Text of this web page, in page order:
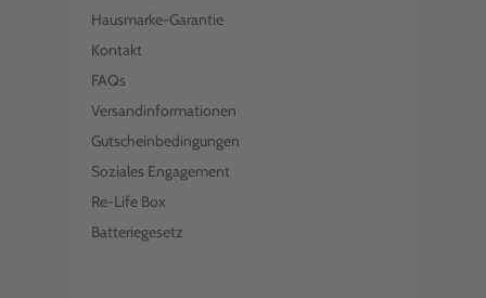
Hausmarke-Garantie
Kontakt
FAQs
Versandinformationen
Gutscheinbedingungen
Soziales Engagement
Re-Life Box
Batteriegesetz